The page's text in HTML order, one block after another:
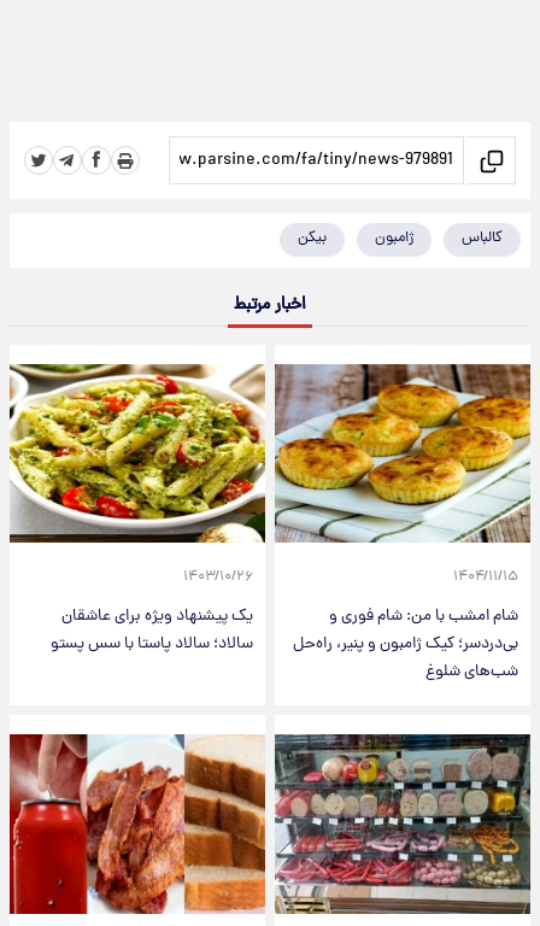
کالباس ژامبون بیکن
اخبار مرتبط
۱۴۰۴/۱۱/۱۵
شام امشب با من: شام فوری و
بی‌دردسر؛ کیک ژامبون و پنیر، راه‌حل
شب‌های شلوغ
۱۴۰۳/۱۰/۲۶
یک پیشنهاد ویژه برای عاشقان
سالاد؛ سالاد پاستا با سس پستو